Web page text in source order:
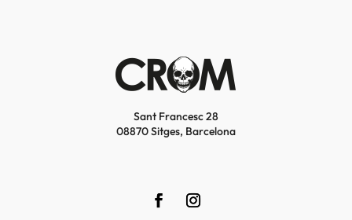
Sant Francesc 28
08870 Sitges, Barcelona